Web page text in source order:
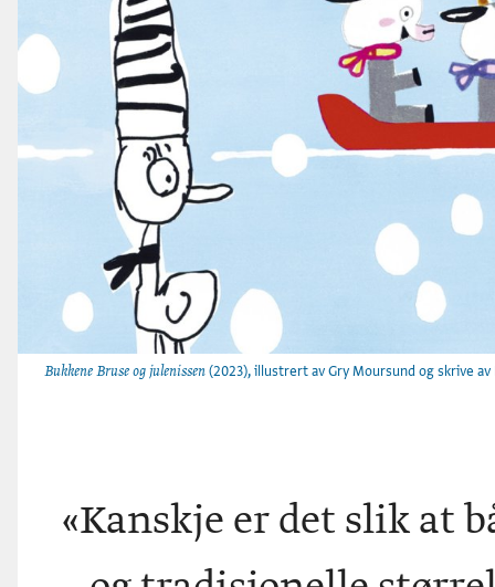
Bukkene Bruse og julenissen (2023), illustrert av Gry Moursund og skrive
«Kanskje er det slik at